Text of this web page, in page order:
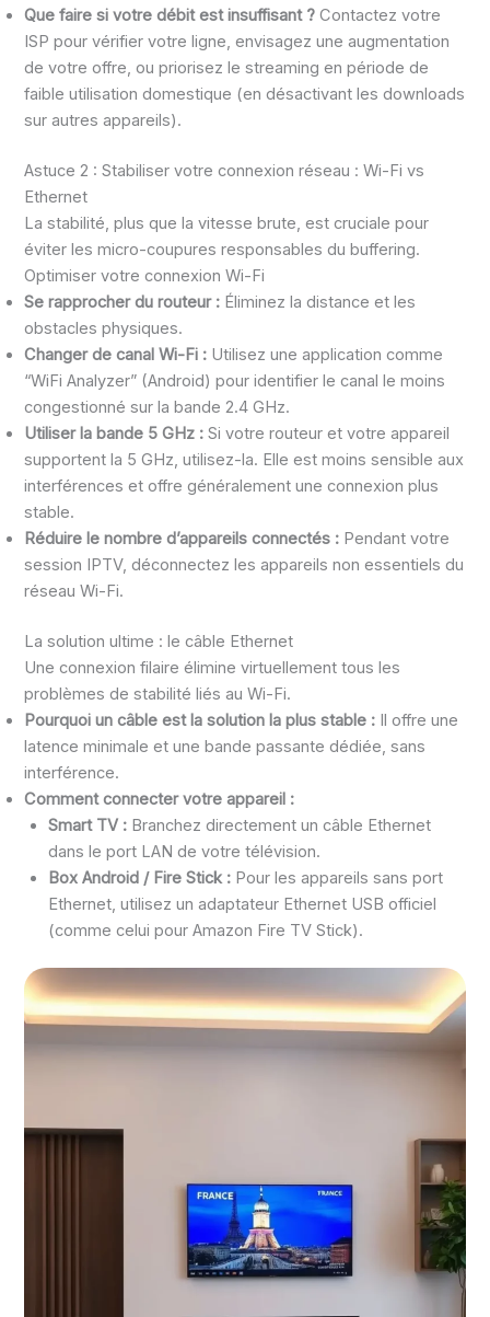
Que faire si votre débit est insuffisant ? Contactez votre
ISP pour vérifier votre ligne, envisagez une augmentation
de votre offre, ou priorisez le streaming en période de
faible utilisation domestique (en désactivant les downloads
sur autres appareils).
Astuce 2 : Stabiliser votre connexion réseau : Wi-Fi vs
Ethernet
La stabilité, plus que la vitesse brute, est cruciale pour
éviter les micro-coupures responsables du buffering.
Optimiser votre connexion Wi-Fi
Se rapprocher du routeur : Éliminez la distance et les
obstacles physiques.
Changer de canal Wi-Fi : Utilisez une application comme
“WiFi Analyzer” (Android) pour identifier le canal le moins
congestionné sur la bande 2.4 GHz.
Utiliser la bande 5 GHz : Si votre routeur et votre appareil
supportent la 5 GHz, utilisez-la. Elle est moins sensible aux
interférences et offre généralement une connexion plus
stable.
Réduire le nombre d’appareils connectés : Pendant votre
session IPTV, déconnectez les appareils non essentiels du
réseau Wi-Fi.
La solution ultime : le câble Ethernet
Une connexion filaire élimine virtuellement tous les
problèmes de stabilité liés au Wi-Fi.
Pourquoi un câble est la solution la plus stable : Il offre une
latence minimale et une bande passante dédiée, sans
interférence.
Comment connecter votre appareil :
Smart TV : Branchez directement un câble Ethernet
dans le port LAN de votre télévision.
Box Android / Fire Stick : Pour les appareils sans port
Ethernet, utilisez un adaptateur Ethernet USB officiel
(comme celui pour Amazon Fire TV Stick).